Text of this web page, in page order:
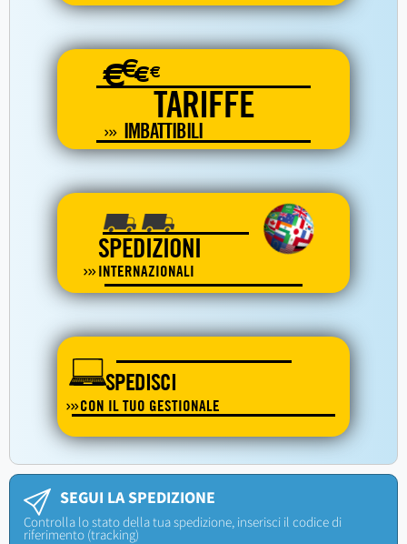
€€€€
TARIFFE
IMBATTIBILI
SPEDIZIONI
INTERNAZIONALI
SPEDISCI
CON IL TUO GESTIONALE
SEGUI LA SPEDIZIONE
Controlla lo stato della tua spedizione, inserisci il codice di
riferimento (tracking)